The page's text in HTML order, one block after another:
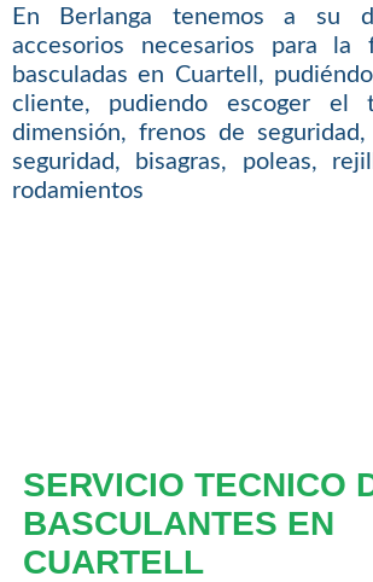
En Berlanga tenemos a su
accesorios necesarios para la
basculadas en Cuartell,
cliente, pudiendo escoger el
dimensión, frenos de seguridad,
seguridad, bisagras, poleas,
rodamientos
SERVICIO TECNICO
BASCULANTES EN
CUARTELL